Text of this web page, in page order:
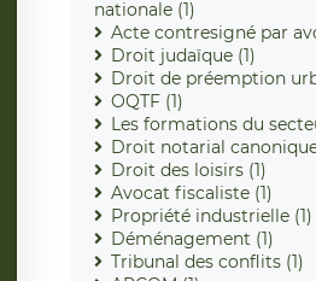
nationale (1)
Acte contresigné par
Droit judaïque (1)
Droit de préemption
OQTF (1)
Les formations du
Droit notarial canonique
Droit des loisirs (1)
Avocat fiscaliste (1)
Propriété industrielle (1)
Déménagement (1)
Tribunal des conflits (1)